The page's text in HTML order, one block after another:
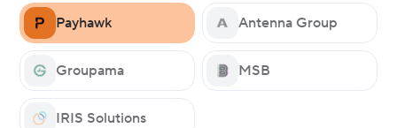
Payhawk Antenna Group
Groupama MSB
IRIS Solutions